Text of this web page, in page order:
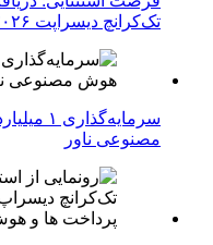
تک‌کرانچ دیسراپت ۲۰۲۶
مصنوعی ناور